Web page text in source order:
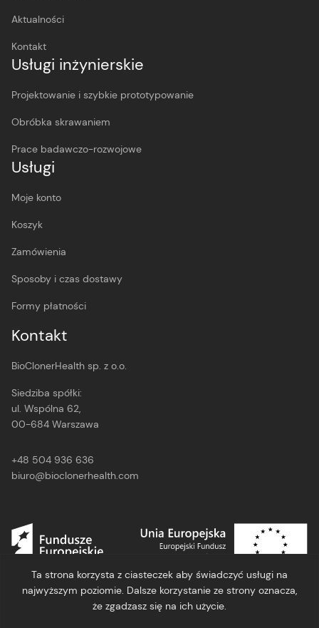
Ta strona korzysta z ciasteczek aby świadczyć usługi na
najwyższym poziomie. Dalsze korzystanie ze strony oznacza,
że zgadzasz się na ich użycie.
Aktualności
Kontakt
Usługi inżynierskie
Projektowanie i szybkie prototypowanie
Obróbka skrawaniem
Prace badawczo-rozwojowe
Usługi
Moje konto
Koszyk
Zamówienia
Sposoby i czas dostawy
Formy płatności
Kontakt
BioClonerHealth sp. z o.o.
Siedziba spółki:
ul. Wspólna 62,
00-684 Warszawa
+48 504 936 636
biuro@bioclonerhealth.com